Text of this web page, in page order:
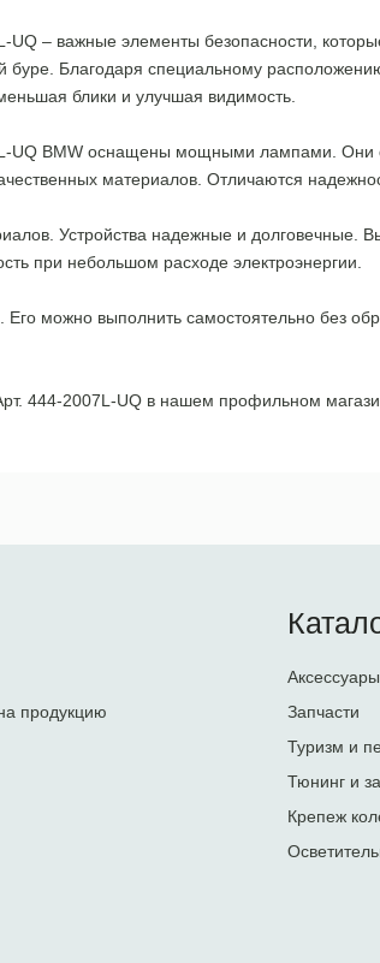
– важные элементы безопасности,
буре. Благодаря специальному
блики и улучшая видимость.
BMW оснащены мощными лампами. Они
материалов. Отличаются
Устройства надежные и
при небольшом расходе электроэнергии.
можно выполнить самостоятельно без
444-2007L-UQ в нашем профильном
продукцию
Аксессуары
Запчасти
Туризм и
Тюнинг и
Крепеж